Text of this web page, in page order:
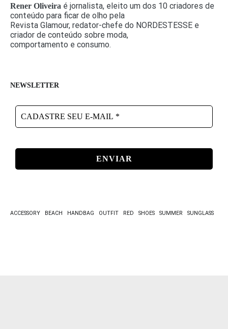
Rener Oliveira é jornalista, eleito um dos 10 criadores de
conteúdo para ficar de olho pela
Revista Glamour, redator-chefe do NORDESTESSE e
criador de conteúdo sobre moda,
comportamento e consumo.
NEWSLETTER
CADASTRE
SEU
*
ACCESSORY BEACH HANDBAG OUTFIT RED SHOES SUMMER SUNGLASS